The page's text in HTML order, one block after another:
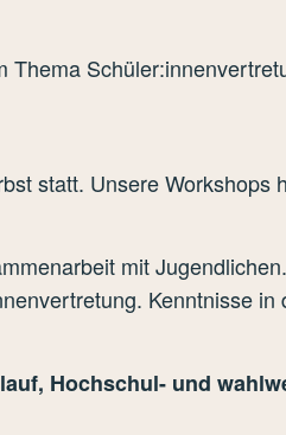
Thema
statt. Unsere Workshops
mit
Kenntnisse in
Hochschul- und